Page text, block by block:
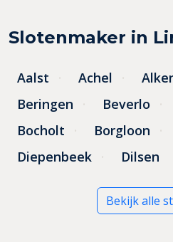
Slotenmaker in
Aalst Achel
Beringen
Beverlo
Bocholt
Borgloon
Diepenbeek
Dilsen
Bekijk alle